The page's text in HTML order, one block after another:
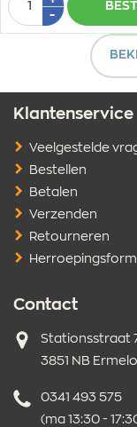
-Min
1
Klantenservice
Veelgestelde
Bestellen
Betalen
Verzenden
Retourneren
Contact
Adres
Stationsstraat
3851 NB Ermelo
0341 493 575
(ma 13:30 -